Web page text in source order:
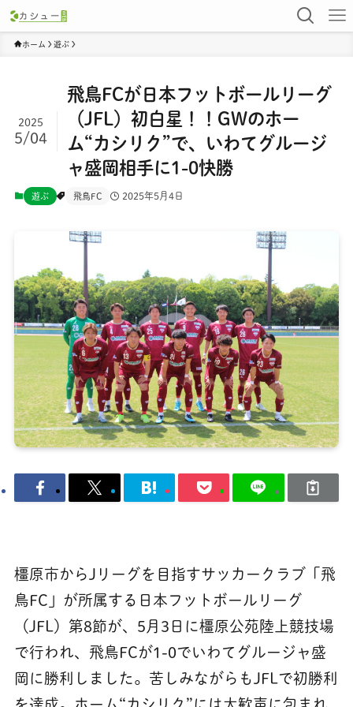
ホーム 遊ぶ
飛鳥FCが日本フットボールリーグ
（JFL）初白星！！GWのホー
ム“カシリク”で、いわてグルージ
ャ盛岡相手に1-0快勝
2025
5/04
遊ぶ 飛鳥FC 2025年5月4日
橿原市からJリーグを目指すサッカークラブ「飛
鳥FC」が所属する日本フットボールリーグ
（JFL）第8節が、5月3日に橿原公苑陸上競技場
で行われ、飛鳥FCが1-0でいわてグルージャ盛
岡に勝利しました。苦しみながらもJFLで初勝利